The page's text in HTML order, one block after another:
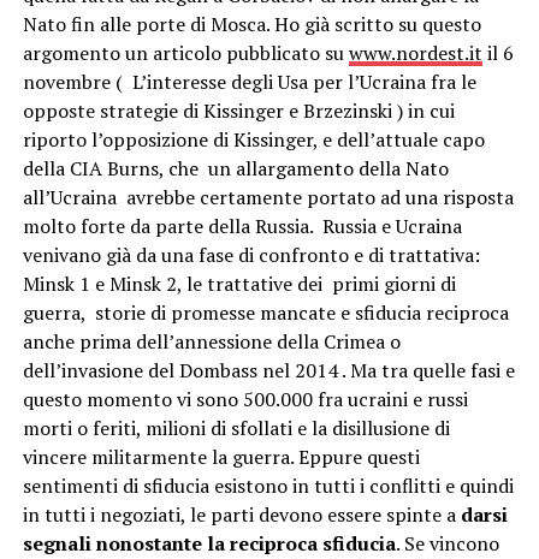
Nato fin alle porte di Mosca. Ho già scritto su questo
argomento un articolo pubblicato suwww.nordest.it il 6
novembre ( L’interesse degli Usa per l’Ucraina fra le
opposte strategie di Kissinger e Brzezinski ) in cui
riporto l’opposizione di Kissinger, e dell’attuale capo
della CIA Burns, che un allargamento della Nato
all’Ucraina avrebbe certamente portato ad una risposta
molto forte da parte della Russia. Russia e Ucraina
venivano già da una fase di confronto e di trattativa:
Minsk 1 e Minsk 2, le trattative dei primi giorni di
guerra, storie di promesse mancate e sfiducia reciproca
anche prima dell’annessione della Crimea o
dell’invasione del Dombass nel 2014 . Ma tra quelle fasi e
questo momento vi sono 500.000 fra ucraini e russi
morti o feriti, milioni di sfollati e la disillusione di
vincere militarmente la guerra. Eppure questi
sentimenti di sfiducia esistono in tutti i conflitti e quindi
in tutti i negoziati, le parti devono essere spinte a darsi
segnali nonostante la reciproca sfiducia. Se vincono